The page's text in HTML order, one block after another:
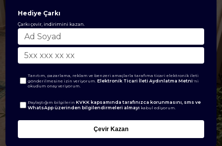
Hediye Çarkı
Çarkı çevir, indirimini kazan.
Tanıtım, pazarlama, reklam ve benzeri amaçlarla tarafıma ticari elektronik ileti
gönderilmesine izin veriyorum.Elektronik Ticari İleti Aydınlatma Metni 'ni
okudum onay veriyorum.
Paylaştığım bilgilerinKVKK kapsamında tarafınızca korunmasını, sms ve
WhatsApp üzerinden bilgilendirmeleri almayı kabul ediyorum.
Çevir Kazan